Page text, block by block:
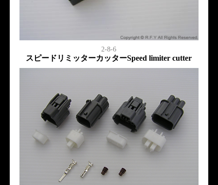
2-8-6
スピードリミッターカッターSpeed limiter cutter